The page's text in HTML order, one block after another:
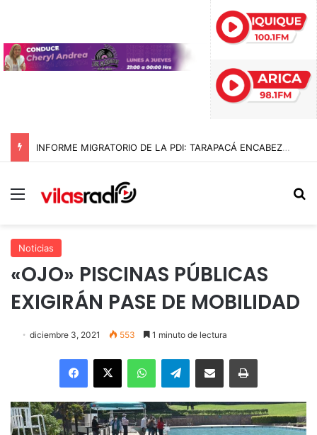
INFORME MIGRATORIO DE LA PDI: TARAPACÁ ENCABEZA LA MAYOR REDUCCIÓN DE INGRESOS IRREGULARES EN CHILE CON UNA BAJA DEL 89% EN 2026
Menú
Noticias
«OJO» PISCINAS PÚBLICAS
EXIGIRÁN PASE DE MOBILIDAD
diciembre 3, 2021 553 1 minuto de lectura
Facebook
X WhatsAppTelegramEnviar vía email Imprimir